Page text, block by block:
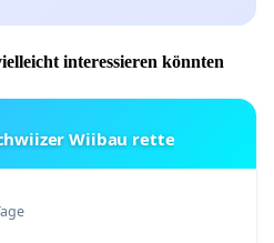
interessieren könnten
Wiibau rette